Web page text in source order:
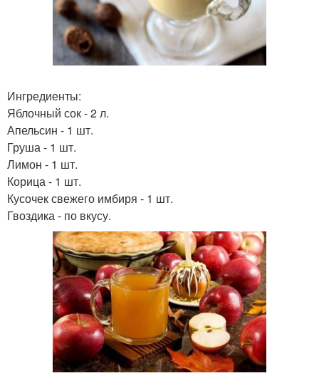
Ингредиенты:
Яблочный сок - 2 л.
Апельсин - 1 шт.
Груша - 1 шт.
Лимон - 1 шт.
Корица - 1 шт.
Кусочек свежего имбиря - 1 шт.
Гвоздика - по вкусу.